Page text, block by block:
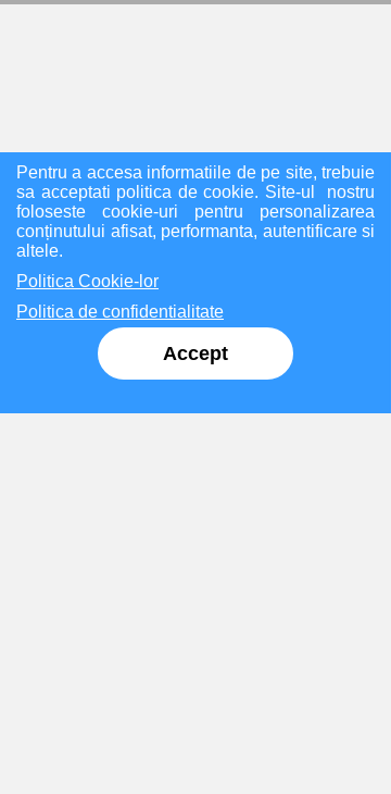
Pentru a accesa informatiile de pe site, trebuie
sa acceptati politica de cookie. Site-ul nostru
foloseste cookie-uri pentru personalizarea
conținutului afisat, performanta, autentificare si
altele.
Politica Cookie-lor
Politica de confidentialitate